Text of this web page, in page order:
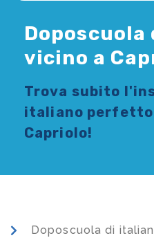
vicino a
Trova subito l'
italiano perfetto
Capriolo!
Doposcuola di